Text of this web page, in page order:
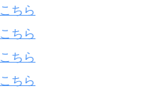
こちら
こちら
こちら
こちら